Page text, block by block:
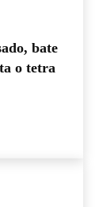
bate
o tetra